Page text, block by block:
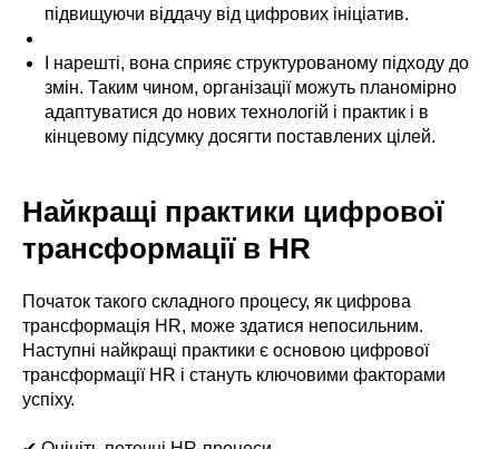
підвищуючи віддачу від цифрових ініціатив.
І нарешті, вона сприяє структурованому підходу до
змін. Таким чином, організації можуть планомірно
адаптуватися до нових технологій і практик і в
кінцевому підсумку досягти поставлених цілей.
Найкращі практики цифрової
трансформації в HR
Початок такого складного процесу, як цифрова
трансформація HR, може здатися непосильним.
Наступні найкращі практики є основою цифрової
трансформації HR і стануть ключовими факторами
успіху.